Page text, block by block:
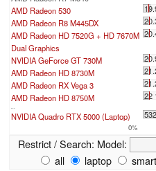
AMD Radeon 530
AMD Radeon R8 M445DX
AMD Radeon HD 7520G + HD 7670M
Dual Graphics
NVIDIA GeForce GT 730M
AMD Radeon HD 8730M
AMD Radeon RX Vega 3
AMD Radeon HD 8750M
22
...
NVIDIA Quadro RTX 5000 (Laptop)
0%
Restrict / Search: Model:
all
laptop